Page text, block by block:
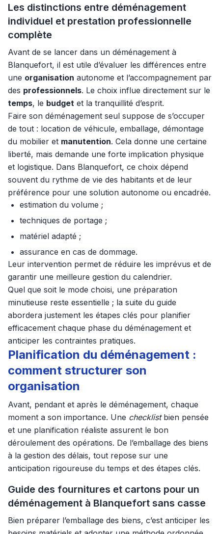
Les distinctions entre déménagement
individuel et prestation professionnelle
complète
Avant de se lancer dans un déménagement à
Blanquefort, il est utile d’évaluer les différences entre
une organisation autonome et l’accompagnement par
des professionnels. Le choix influe directement sur le
temps, le budget et la tranquillité d’esprit.
Faire son déménagement seul suppose de s’occuper
de tout : location de véhicule, emballage, démontage
du mobilier et manutention. Cela donne une certaine
liberté, mais demande une forte implication physique
et logistique. Dans Blanquefort, ce choix dépend
souvent du rythme de vie des habitants et de leur
préférence pour une solution autonome ou encadrée.
estimation du volume ;
techniques de portage ;
matériel adapté ;
assurance en cas de dommage.
Leur intervention permet de réduire les imprévus et de
garantir une meilleure gestion du calendrier.
Quel que soit le mode choisi, une préparation
minutieuse reste essentielle ; la suite du guide
abordera justement les étapes clés pour planifier
efficacement chaque phase du déménagement et
anticiper les contraintes pratiques.
Planification du déménagement :
comment structurer son
organisation
Avant, pendant et après le déménagement, chaque
moment a son importance. Une checklistbien pensée
et une planification réaliste assurent le bon
déroulement des opérations. De l’emballage des biens
à la gestion des délais, tout repose sur une
anticipation rigoureuse du temps et des étapes clés.
Guide des fournitures et cartons pour un
déménagement à Blanquefort sans casse
Bien préparer l’emballage des biens, c’est anticiper les